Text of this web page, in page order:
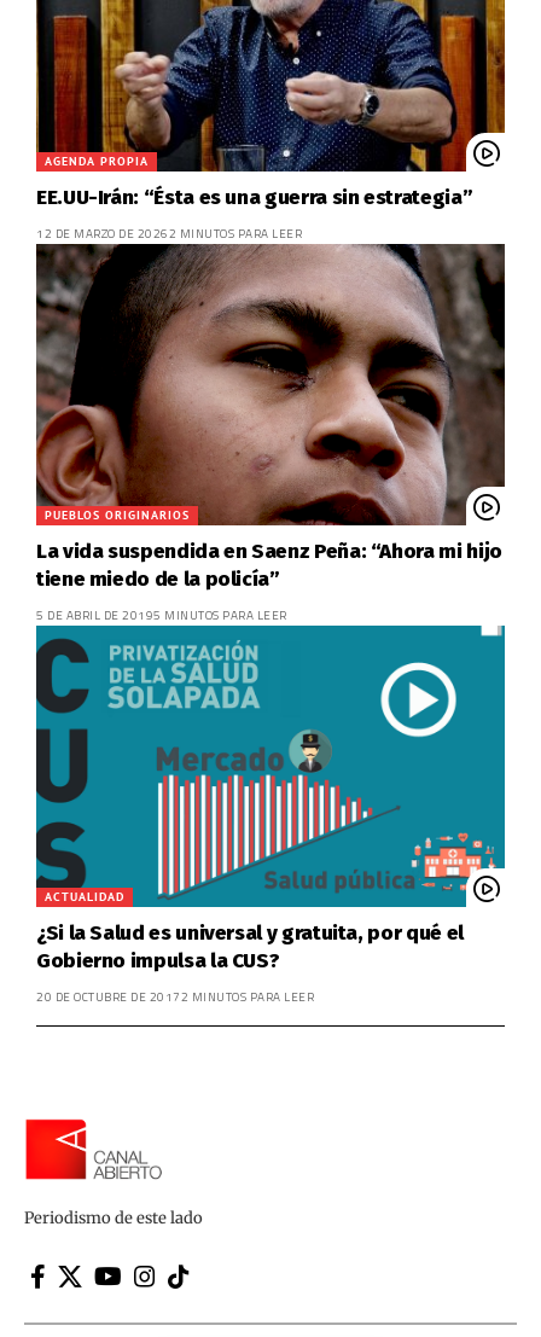
AGENDA PROPIA
EE.UU-Irán: “Ésta es una guerra sin estrategia”
12 DE MARZO DE 20262 MINUTOS PARA LEER
PUEBLOS ORIGINARIOS
La vida suspendida en Saenz Peña: “Ahora mi hijo
tiene miedo de la policía”
5 DE ABRIL DE 20195 MINUTOS PARA LEER
ACTUALIDAD
¿Si la Salud es universal y gratuita, por qué el
Gobierno impulsa la CUS?
20 DE OCTUBRE DE 20172 MINUTOS PARA LEER
Periodismo de este lado